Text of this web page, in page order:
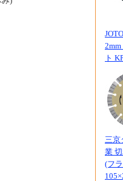
ト
三京
業
(フ